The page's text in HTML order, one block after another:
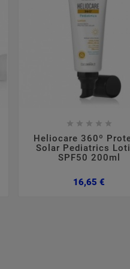
    
Heliocare 360º
Solar Pediatrics
SPF50 200ml
16,65 €